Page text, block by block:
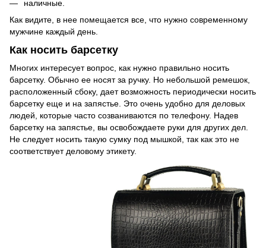
наличные.
Как видите, в нее помещается все, что нужно современному
мужчине каждый день.
Как носить барсетку
Многих интересует вопрос, как нужно правильно носить
барсетку. Обычно ее носят за ручку. Но небольшой ремешок,
расположенный сбоку, дает возможность периодически носить
барсетку еще и на запястье. Это очень удобно для деловых
людей, которые часто созваниваются по телефону. Надев
барсетку на запястье, вы освобождаете руки для других дел.
Не следует носить такую сумку под мышкой, так как это не
соответствует деловому этикету.